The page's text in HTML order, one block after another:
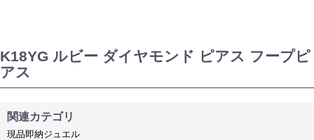
K18YG ルビー ダイヤモンド ピアス フープピ
アス
関連カテゴリ
現品即納ジュエル